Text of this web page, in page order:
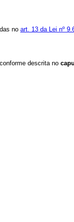
no art. 13 da Lei nº
descrita no